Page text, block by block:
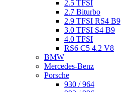
2.5 TFSI
2.7 Biturbo
2.9 TFSI RS4 B9
3.0 TFSI S4 B9
4.0 TFSI
RS6 C5 4.2 V8
BMW
Mercedes-Benz
Porsche
930 / 964